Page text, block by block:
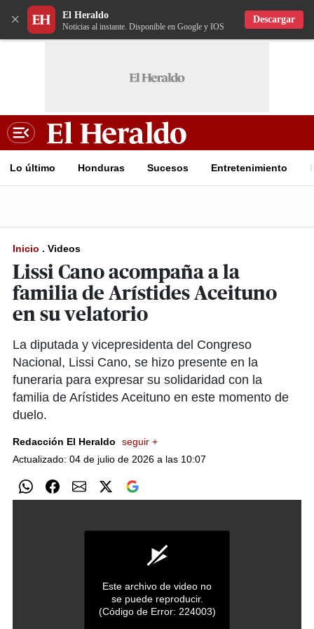
× El Heraldo
Noticias al instante. Disponible en Google y IOS
Descargar
Lo último Honduras Sucesos Entretenimiento
Inicio . Videos
Lissi Cano acompaña a la
familia de Arístides Aceituno
en su velatorio
La diputada y vicepresidenta del Congreso
Nacional, Lissi Cano, se hizo presente en la
funeraria para expresar su solidaridad con la
familia de Arístides Aceituno en este momento de
duelo.
Redacción El Heraldo
seguir +
Actualizado: 04 de julio de 2026 a las 10:07
Este archivo de video no
se puede reproducir.
(Código de Error: 224003)